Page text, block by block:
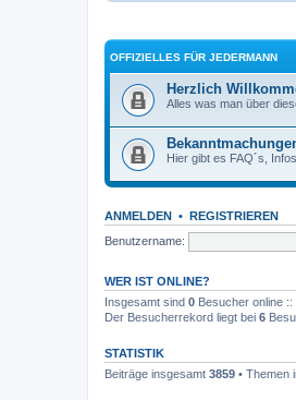
OFFIZIELLES FÜR JEDERMANN
Herzlich
Alles was man über
Hier gibt es FAQ´s,
ANMELDEN • REGISTRIEREN
Benutzername:
WER IST ONLINE?
Insgesamt sind 0 Besucher online
Der Besucherrekord liegt bei 6
STATISTIK
Beiträge insgesamt 3859 • Themen